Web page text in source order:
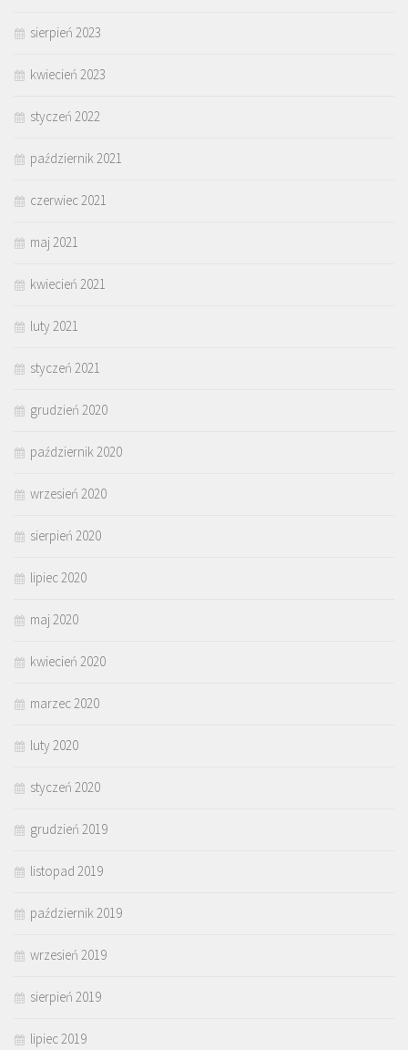
sierpień 2023
kwiecień 2023
styczeń 2022
październik 2021
czerwiec 2021
maj 2021
kwiecień 2021
luty 2021
styczeń 2021
grudzień 2020
październik 2020
wrzesień 2020
sierpień 2020
lipiec 2020
maj 2020
kwiecień 2020
marzec 2020
luty 2020
styczeń 2020
grudzień 2019
listopad 2019
październik 2019
wrzesień 2019
sierpień 2019
lipiec 2019